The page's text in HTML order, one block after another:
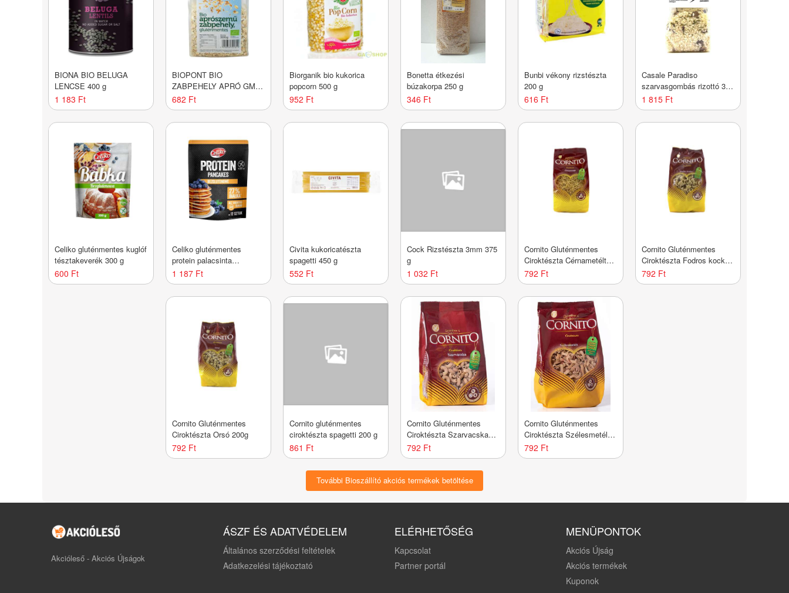
BIONA BIO BELUGA
LENCSE 400 g
1 183 Ft
BIOPONT BIO
ZABPEHELY APRÓ GM
300G
682 Ft
Biorganik bio kukorica
popcorn 500 g
952 Ft
Bonetta étkezési
búzakorpa 250 g
346 Ft
Bunbi vékony rizstészta
200 g
616 Ft
Casale Paradiso
szarvasgombás rizottó 300
g1 815 Ft
Celiko gluténmentes kuglóf
tésztakeverék 300 g
600 Ft
Celiko gluténmentes
protein palacsinta
tésztakeverék 150 g
1 187 Ft
Civita kukoricatészta
spagetti 450 g
552 Ft
Cock Rizstészta 3mm 375
g
1 032 Ft
Cornito Gluténmentes
Ciroktészta Cérnametélt
200g
792 Ft
Cornito Gluténmentes
Ciroktészta Fodros kocka
200g
792 Ft
Cornito Gluténmentes
Ciroktészta Orsó 200g
792 Ft
Cornito gluténmentes
ciroktészta spagetti 200 g
861 Ft
Cornito Gluténmentes
Ciroktészta Szarvacska
200g
792 Ft
Cornito Gluténmentes
Ciroktészta Szélesmetélt
200g
792 Ft
További Bioszállító akciós termékek betöltése
Akcióleső - Akciós Újságok
ÁSZF ÉS ADATVÉDELEM
Általános szerződési feltételek
Adatkezelési tájékoztató
ELÉRHETŐSÉG
Kapcsolat
Partner portál
MENÜPONTOK
Akciós Újság
Akciós termékek
Kuponok